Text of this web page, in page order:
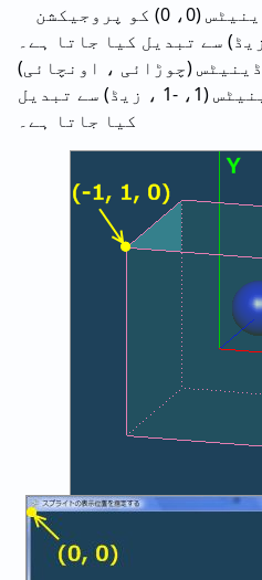
اسکرین کے کوآرڈینیٹس (0، 0) کو پروجیکشن
(-1، 1، زیڈ) سے تبدیل کیا جاتا ہے۔
(چوڑائی ، اونچائی)
کو پروجیکشن کوآرڈینیٹس (1، -1 ، زیڈ) سے تبدیل
کیا جاتا ہے۔